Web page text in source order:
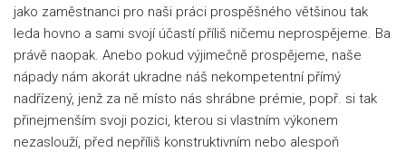
jako zaměstnanci pro naši práci prospěšného většinou tak
leda hovno a sami svojí účastí příliš ničemu neprospějeme. Ba
právě naopak. Anebo pokud výjimečně prospějeme, naše
nápady nám akorát ukradne náš nekompetentní přímý
nadřízený, jenž za ně místo nás shrábne prémie, popř. si tak
přinejmenším svoji pozici, kterou si vlastním výkonem
nezaslouží, před nepříliš konstruktivním nebo alespoň